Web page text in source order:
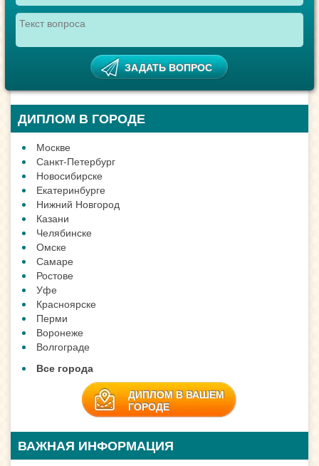
ДИПЛОМ В ГОРОДЕ
Москве
Санкт-Петербург
Новосибирске
Екатеринбурге
Нижний Новгород
Казани
Челябинске
Омске
Самаре
Ростове
Уфе
Красноярске
Перми
Воронеже
Волгограде
Все города
ДИПЛОМ В ВАШЕМ
ГОРОДЕ
ВАЖНАЯ ИНФОРМАЦИЯ